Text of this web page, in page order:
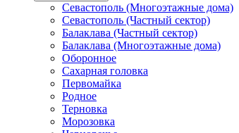
Севастополь (Многоэтажные дома)
Севастополь (Частный сектор)
Балаклава (Частный сектор)
Балаклава (Многоэтажные дома)
Оборонное
Сахарная головка
Первомайка
Родное
Терновка
Морозовка